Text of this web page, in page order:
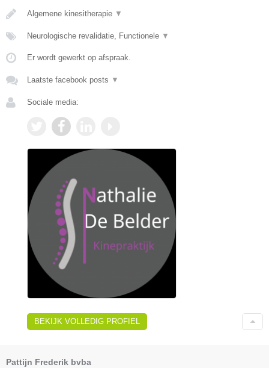
Algemene kinesitherapie ▼
Neurologische revalidatie, Functionele ▼
Er wordt gewerkt op afspraak.
Laatste facebook posts ▼
Sociale media:
BEKIJK VOLLEDIG PROFIEL
Pattijn Frederik bvba